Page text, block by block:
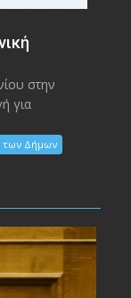
στην
για
των Δήμων